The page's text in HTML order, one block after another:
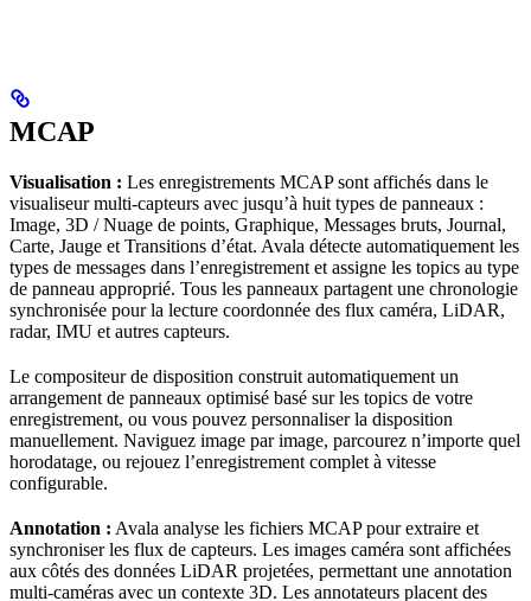
MCAP
Visualisation : Les enregistrements MCAP sont affichés dans le
visualiseur multi-capteurs avec jusqu’à huit types de panneaux :
Image, 3D / Nuage de points, Graphique, Messages bruts, Journal,
Carte, Jauge et Transitions d’état. Avala détecte automatiquement les
types de messages dans l’enregistrement et assigne les topics au type
de panneau approprié. Tous les panneaux partagent une chronologie
synchronisée pour la lecture coordonnée des flux caméra, LiDAR,
radar, IMU et autres capteurs.
Le compositeur de disposition construit automatiquement un
arrangement de panneaux optimisé basé sur les topics de votre
enregistrement, ou vous pouvez personnaliser la disposition
manuellement. Naviguez image par image, parcourez n’importe quel
horodatage, ou rejouez l’enregistrement complet à vitesse
configurable.
Annotation : Avala analyse les fichiers MCAP pour extraire et
synchroniser les flux de capteurs. Les images caméra sont affichées
aux côtés des données LiDAR projetées, permettant une annotation
multi-caméras avec un contexte 3D. Les annotateurs placent des